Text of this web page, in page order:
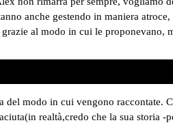
anche gestendo in maniera
al modo in cui le
modo in cui vengono raccontate.
realtà,credo che la sua storia